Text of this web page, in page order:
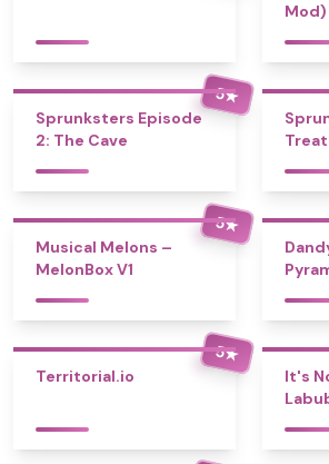
Mod)
5★
Sprunksters Episode
2: The Cave
5★
Musical Melons –
MelonBox V1
5★
Territorial.io
It's